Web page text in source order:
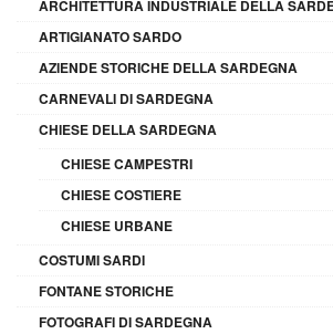
ARCHITETTURA INDUSTRIALE DELLA
ARTIGIANATO SARDO
AZIENDE STORICHE DELLA SARDEGNA
CARNEVALI DI SARDEGNA
CHIESE DELLA SARDEGNA
CHIESE CAMPESTRI
CHIESE COSTIERE
CHIESE URBANE
COSTUMI SARDI
FONTANE STORICHE
FOTOGRAFI DI SARDEGNA